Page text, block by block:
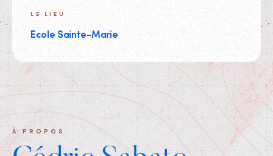
LE LIEU
Ecole Sainte-Marie
À PROPOS